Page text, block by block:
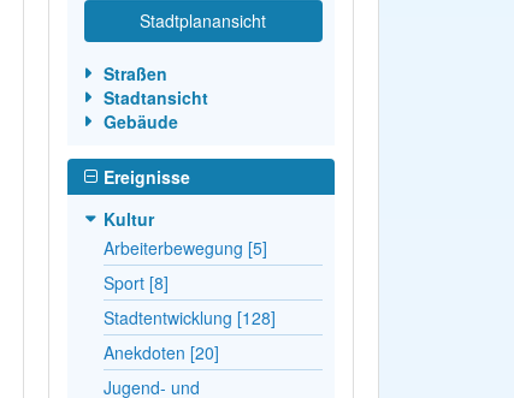
Stadtplanansicht
Straßen
Stadtansicht
Gebäude
Ereignisse
Kultur
Arbeiterbewegung [5]
Sport [8]
Stadtentwicklung [128]
Anekdoten [20]
Jugend- und